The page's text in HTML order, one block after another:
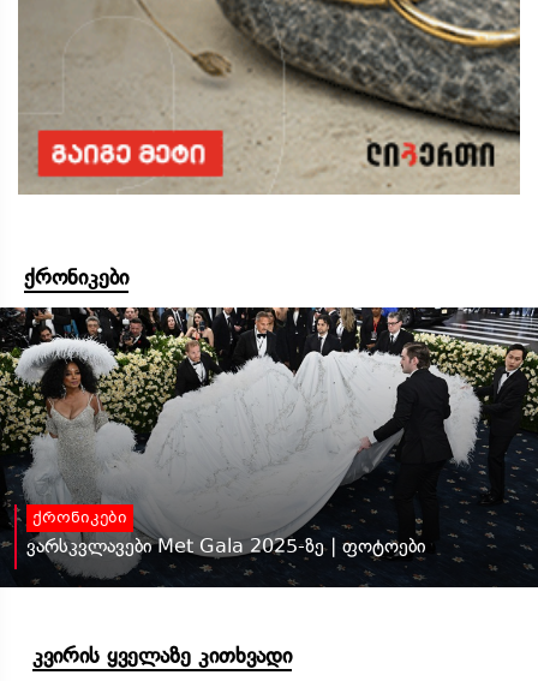
ქრონიკები
ქრონიკები
ვარსკვლავები Met Gala 2025-ზე | ფოტოები
კვირის ყველაზე კითხვადი